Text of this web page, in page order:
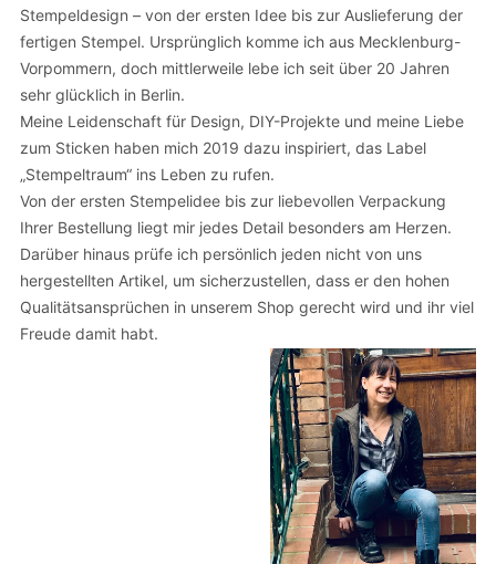
Stempeldesign – von der ersten Idee bis zur Auslieferung der
fertigen Stempel. Ursprünglich komme ich aus Mecklenburg-
Vorpommern, doch mittlerweile lebe ich seit über 20 Jahren
sehr glücklich in Berlin.
Meine Leidenschaft für Design, DIY-Projekte und meine Liebe
zum Sticken haben mich 2019 dazu inspiriert, das Label
„Stempeltraum“ ins Leben zu rufen.
Von der ersten Stempelidee bis zur liebevollen Verpackung
Ihrer Bestellung liegt mir jedes Detail besonders am Herzen.
Darüber hinaus prüfe ich persönlich jeden nicht von uns
hergestellten Artikel, um sicherzustellen, dass er den hohen
Qualitätsansprüchen in unserem Shop gerecht wird und ihr viel
Freude damit habt.